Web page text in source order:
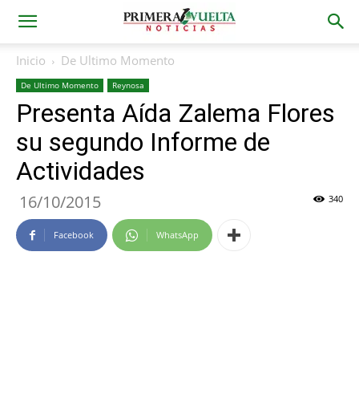
Inicio De Ultimo Momento
De Ultimo Momento Reynosa
Presenta Aída Zalema Flores
su segundo Informe de
Actividades
16/10/2015 340
Facebook WhatsApp